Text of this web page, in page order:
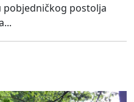
pobjedničkog postolja